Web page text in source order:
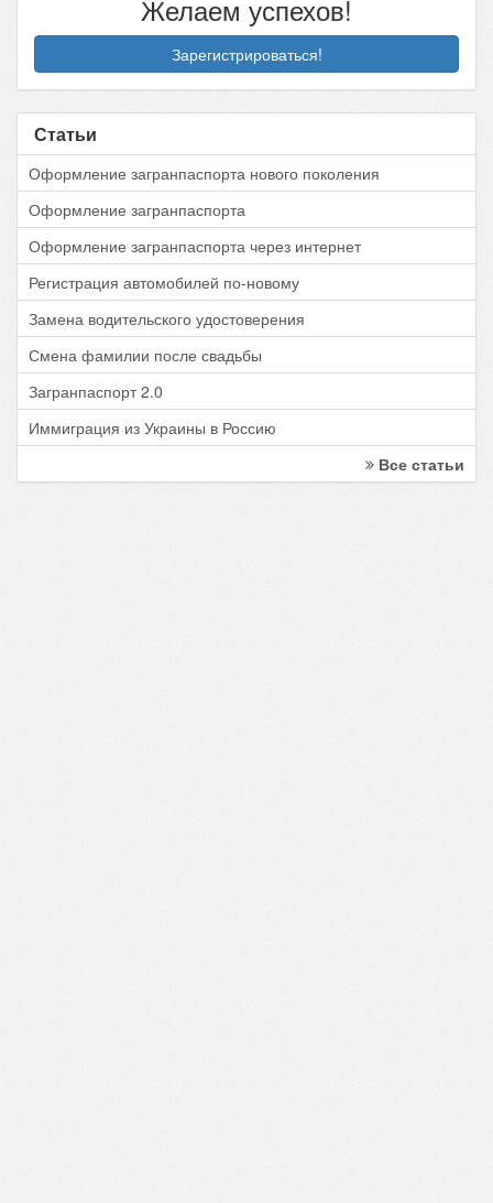
Желаем успехов!
Зарегистрироваться!
Статьи
Оформление загранпаспорта нового поколения
Оформление загранпаспорта
Оформление загранпаспорта через интернет
Регистрация автомобилей по-новому
Замена водительского удостоверения
Смена фамилии после свадьбы
Загранпаспорт 2.0
Иммиграция из Украины в Россию
Все статьи